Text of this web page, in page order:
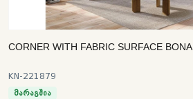
CORNER WITH FABRIC SURFACE BONA
KN-221879
მარაგშია